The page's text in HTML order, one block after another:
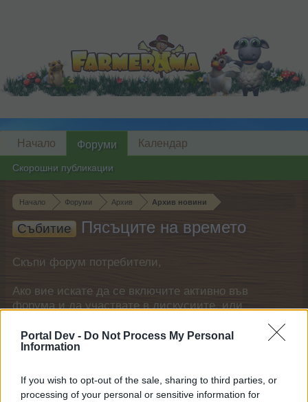
Portal Dev - Do Not Process My Personal
Information
If you wish to opt-out of the sale, sharing to third parties, or
processing of your personal or sensitive information for
Начало Форуми Архив Архив новини
Събитие Пясъците на времето
Скъпи форум потребители,
Ако вие искате да се включите активно във
форума и да участвате в дискусиите, или
първо ще трябва да влезете в играта. Моля,
регистрирайте се, ако нямате собствен акаунт.
посещение във форума!Играйте тук
Начало Форуми
Скорошни публикации
Календар